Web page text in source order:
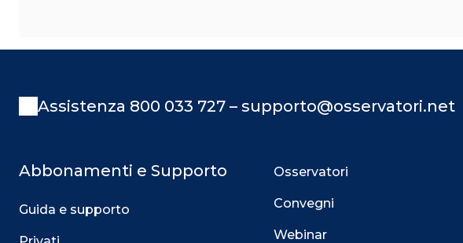
Assistenza 800 033 727 – supporto@osservatori.net
Abbonamenti e Supporto
Guida e supporto
Osservatori
Convegni
Webinar